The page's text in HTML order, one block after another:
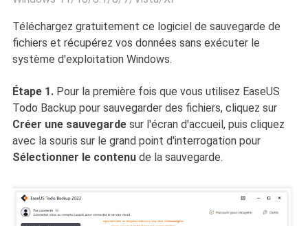
Téléchargez gratuitement ce logiciel de sauvegarde de
fichiers et récupérez vos données sans exécuter le
système d'exploitation Windows.
Étape 1. Pour la première fois que vous utilisez EaseUS
Todo Backup pour sauvegarder des fichiers, cliquez sur
Créer une sauvegardesur l'écran d'accueil, puis cliquez
avec la souris sur le grand point d'interrogation pour
Sélectionner le contenude la sauvegarde.